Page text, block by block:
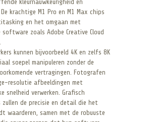
kleurnauwkeurigheid en
krachtige M1 Pro en M1 Max chips
en het omgaan met
software zoals Adobe Creative Cloud
kunnen bijvoorbeeld 4K en zelfs 8K
soepel manipuleren zonder de
vertragingen. Fotografen
resolutie afbeeldingen met
snelheid verwerken. Grafisch
zullen de precisie en detail die het
waarderen, samen met de robuuste